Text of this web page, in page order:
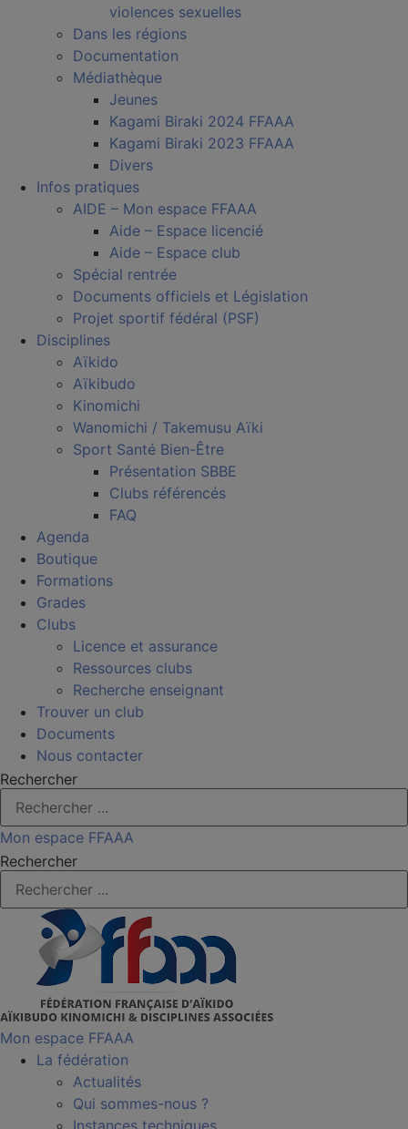
violences sexuelles
Dans les régions
Documentation
Médiathèque
Jeunes
Kagami Biraki 2024 FFAAA
Kagami Biraki 2023 FFAAA
Divers
Infos pratiques
AIDE – Mon espace FFAAA
Aide – Espace licencié
Aide – Espace club
Spécial rentrée
Documents officiels et Législation
Projet sportif fédéral (PSF)
Disciplines
Aïkido
Aïkibudo
Kinomichi
Wanomichi / Takemusu Aïki
Sport Santé Bien-Être
Présentation SBBE
Clubs référencés
FAQ
Agenda
Boutique
Formations
Grades
Clubs
Licence et assurance
Ressources clubs
Recherche enseignant
Trouver un club
Documents
Nous contacter
Rechercher
Mon espace FFAAA
Rechercher
Mon espace FFAAA
La fédération
Actualités
Qui sommes-nous ?
Instances techniques